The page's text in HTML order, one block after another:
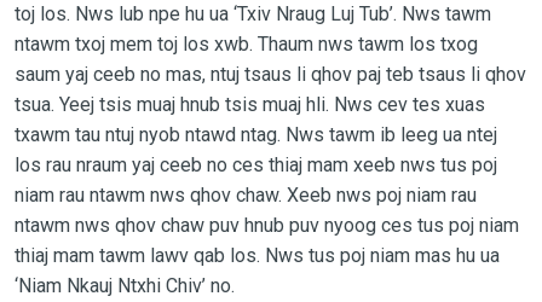
toj los. Nws lub npe hu ua ‘Txiv Nraug Luj Tub’. Nws tawm
ntawm txoj mem toj los xwb. Thaum nws tawm los txog
saum yaj ceeb no mas, ntuj tsaus li qhov paj teb tsaus li qhov
tsua. Yeej tsis muaj hnub tsis muaj hli. Nws cev tes xuas
txawm tau ntuj nyob ntawd ntag. Nws tawm ib leeg ua ntej
los rau nraum yaj ceeb no ces thiaj mam xeeb nws tus poj
niam rau ntawm nws qhov chaw. Xeeb nws poj niam rau
ntawm nws qhov chaw puv hnub puv nyoog ces tus poj niam
thiaj mam tawm lawv qab los. Nws tus poj niam mas hu ua
‘Niam Nkauj Ntxhi Chiv’ no.